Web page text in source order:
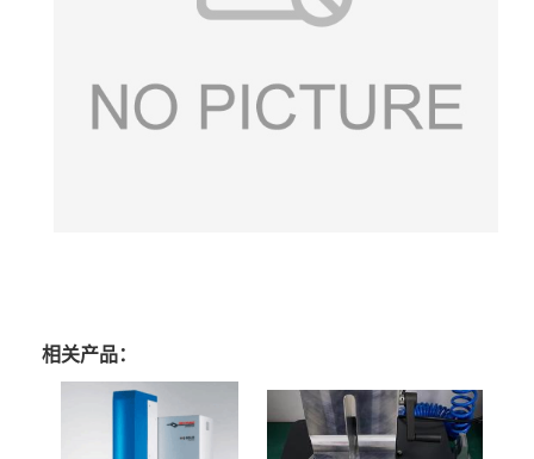
相关产品：